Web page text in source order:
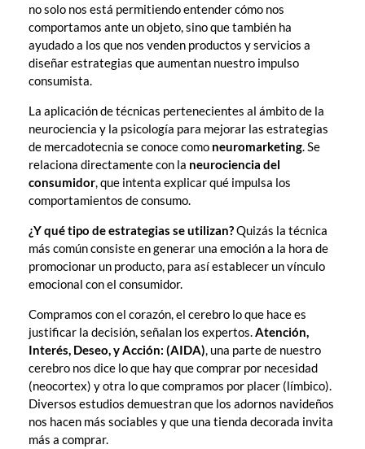
no solo nos está permitiendo entender cómo nos
comportamos ante un objeto, sino que también ha
ayudado a los que nos venden productos y servicios a
diseñar estrategias que aumentan nuestro impulso
consumista.
La aplicación de técnicas pertenecientes al ámbito de la
neurociencia y la psicología para mejorar las estrategias
de mercadotecnia se conoce como neuromarketing. Se
relaciona directamente con la neurociencia del
consumidor, que intenta explicar qué impulsa los
comportamientos de consumo.
¿Y qué tipo de estrategias se utilizan?Quizás la técnica
más común consiste en generar una emoción a la hora de
promocionar un producto, para así establecer un vínculo
emocional con el consumidor.
Compramos con el corazón, el cerebro lo que hace es
justificar la decisión, señalan los expertos.Atención,
Interés, Deseo, y Acción: (AIDA), una parte de nuestro
cerebro nos dice lo que hay que comprar por necesidad
(neocortex) y otra lo que compramos por placer (límbico).
Diversos estudios demuestran que los adornos navideños
nos hacen más sociables y que una tienda decorada invita
más a comprar.